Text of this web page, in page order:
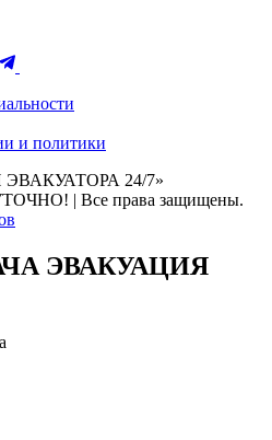
и политики
ЭВАКУАТОРА 24/7»
| Все права защищены.
ЭВАКУАЦИЯ